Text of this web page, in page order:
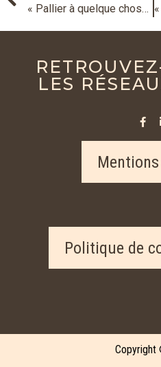
« Pallier à quelque chose » ou « pallier quelque chose » ?
LES
Politique de
Copyright